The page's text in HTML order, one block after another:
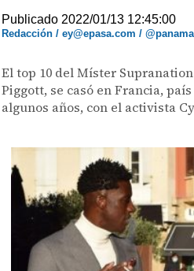
Publicado 2022/01/13 12:45:00
Redacción / ey@epasa.com /
El top 10 del Míster
Piggott, se casó en Francia,
algunos años, con el activista